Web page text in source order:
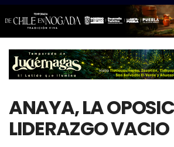
ANAYA, LA
LIDERAZGO VACIO